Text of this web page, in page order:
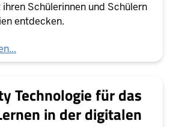
Schülerinnen und Schülern
entdecken.
Technologie für das
in der digitalen